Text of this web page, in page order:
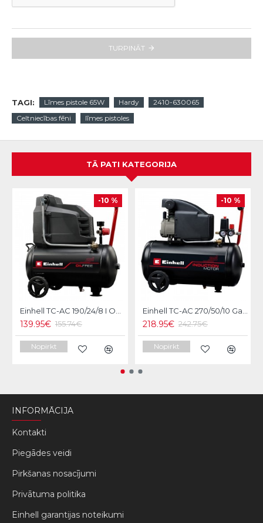
TURPINĀT
TAGI: Līmes pistole 65W Hardy
2410-630065
Celtniecības fēni
līmes pistoles
TĀ PATI KATEGORIJA
-10 %
139.95€ 155.74€
Nopirkt
-10 %
218.95€ 242.75€
Nopirkt
INFORMĀCIJA
Kontakti
Piegādes veidi
Pirkšanas nosacījumi
Privātuma politika
Einhell garantijas noteikumi